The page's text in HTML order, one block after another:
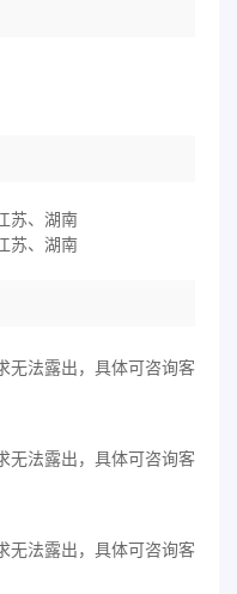
苏、湖南
苏、湖南
无法露出，具体可咨询客
无法露出，具体可咨询客
无法露出，具体可咨询客